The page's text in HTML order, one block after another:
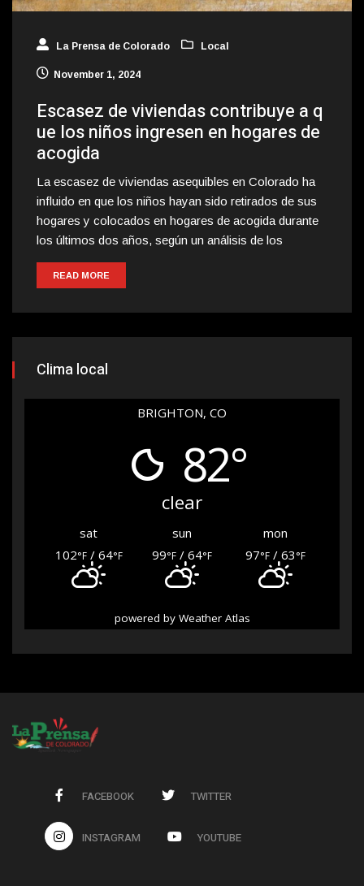
La Prensa de Colorado Local
November 1, 2024
Escasez de viviendas contribuye a q
ue los niños ingresen en hogares de
acogida
La escasez de viviendas asequibles en Colorado ha
influido en que los niños hayan sido retirados de sus
hogares y colocados en hogares de acogida durante
los últimos dos años, según un análisis de los
READ MORE
Clima local
BRIGHTON, CO
82°
clear
sat sun
mon
102°F/ 64°F 99°F/ 64°F 97°F/ 63°F
powered by Weather Atlas
FACEBOOK TWITTER
INSTAGRAM YOUTUBE